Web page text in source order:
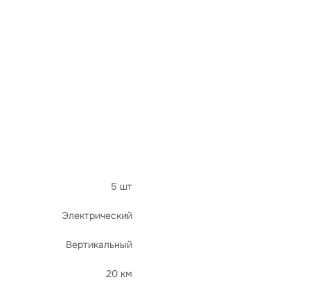
5 шт
Электрический
Вертикальный
20 км